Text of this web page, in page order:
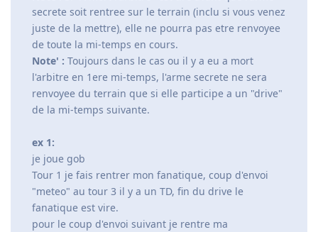
secrete soit rentree sur le terrain (inclu si vous venez
juste de la mettre), elle ne pourra pas etre renvoyee
de toute la mi-temps en cours.
Note' : Toujours dans le cas ou il y a eu a mort
l'arbitre en 1ere mi-temps, l'arme secrete ne sera
renvoyee du terrain que si elle participe a un "drive"
de la mi-temps suivante.
ex 1:
je joue gob
Tour 1 je fais rentrer mon fanatique, coup d'envoi
"meteo" au tour 3 il y a un TD, fin du drive le
fanatique est vire.
pour le coup d'envoi suivant je rentre ma